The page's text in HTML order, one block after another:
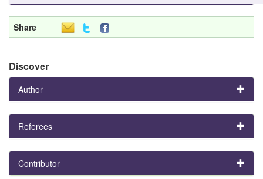
Share
Discover
Author
Referees
Contributor